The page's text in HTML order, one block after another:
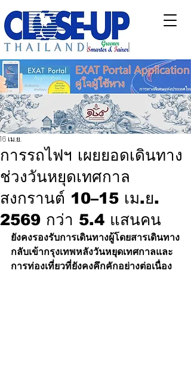
การรถไฟฯ เผยยอดเดินทาง
ช่วงวันหยุดเทศกาล
สงกรานต์ 10–15 เม.ย.
2569 กว่า 5.4 แสนคน
16 เม.ย.
ยังคงรองรับการเดินทางผู้โดยสารเดินทาง
กลับเข้ากรุงเทพหลังวันหยุดเทศกาลและ
การท่องเที่ยวที่ยังคงคึกคักอย่างต่อเนื่อง